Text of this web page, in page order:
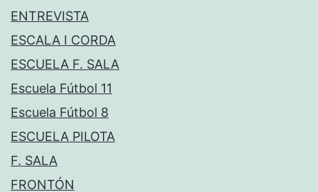
ENTREVISTA
ESCALA I CORDA
ESCUELA F. SALA
Escuela Fútbol 11
Escuela Fútbol 8
ESCUELA PILOTA
F. SALA
FRONTÓN